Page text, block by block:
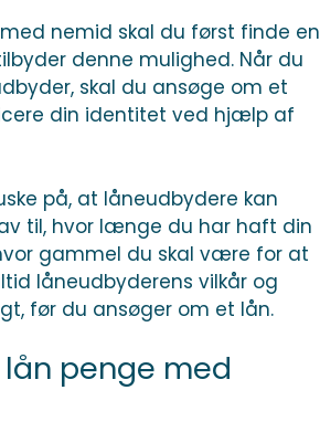
nemid skal du først finde en
denne mulighed. Når du
skal du ansøge om et
din identitet ved hjælp af
på, at låneudbydere kan
til, hvor længe du har haft din
gammel du skal være for at
låneudbyderens vilkår og
før du ansøger om et lån.
penge med